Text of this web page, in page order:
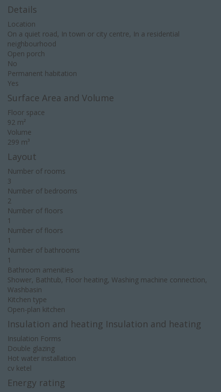
Details
Location
On a quiet road, In town or city centre, In a residential
neighbourhood
Open porch
No
Permanent habitation
Yes
Surface Area and Volume
Floor space
92 m²
Volume
299 m³
Layout
Number of rooms
3
Number of bedrooms
2
Number of floors
1
Number of floors
1
Number of bathrooms
1
Bathroom amenities
Shower, Bathtub, Floor heating, Washing machine connection,
Washbasin
Kitchen type
Open-plan kitchen
Insulation and heating Insulation and heating
Insulation Forms
Double glazing
Hot water installation
cv ketel
Energy rating